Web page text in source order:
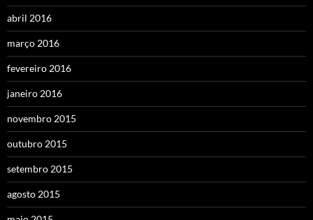
abril 2016
março 2016
fevereiro 2016
janeiro 2016
novembro 2015
outubro 2015
setembro 2015
agosto 2015